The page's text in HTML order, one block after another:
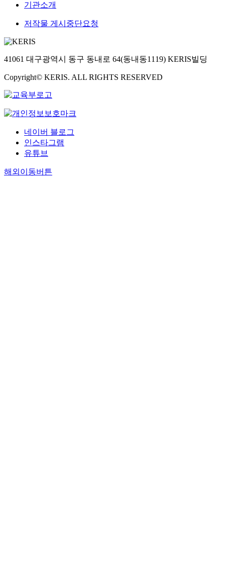
기관소개
저작물 게시중단요청
41061 대구광역시 동구 동내로 64(동내동1119) KERIS빌딩
Copyright© KERIS. ALL RIGHTS RESERVED
네이버 블로그
인스타그램
유튜브
해외이동버튼